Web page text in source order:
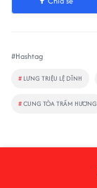
#Hashtag
# LƯNG TRIỆU LỆ DĨNH
#CUNG TỎA TRẦM HƯƠNG